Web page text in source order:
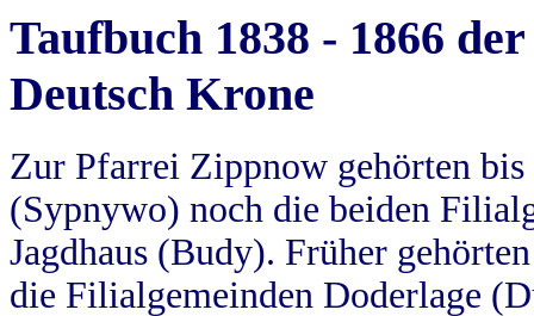
Taufbuch 1838 - 1866
Deutsch Krone
Zur Pfarrei Zippnow gehörten
(Sypnywo) noch die beiden
Jagdhaus (Budy). Früher
die Filialgemeinden Doderlage